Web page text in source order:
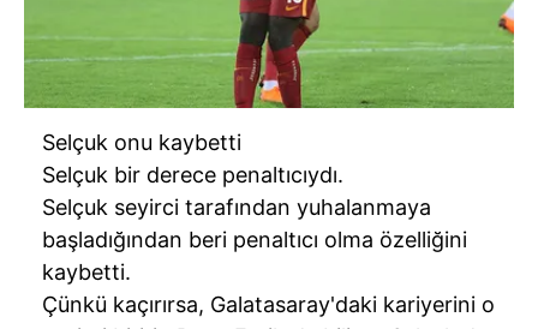
Selçuk onu kaybetti
Selçuk bir derece penaltıcıydı.
Selçuk seyirci tarafından yuhalanmaya
başladığından beri penaltıcı olma özelliğini
kaybetti.
Çünkü kaçırırsa, Galatasaray'daki kariyerini o